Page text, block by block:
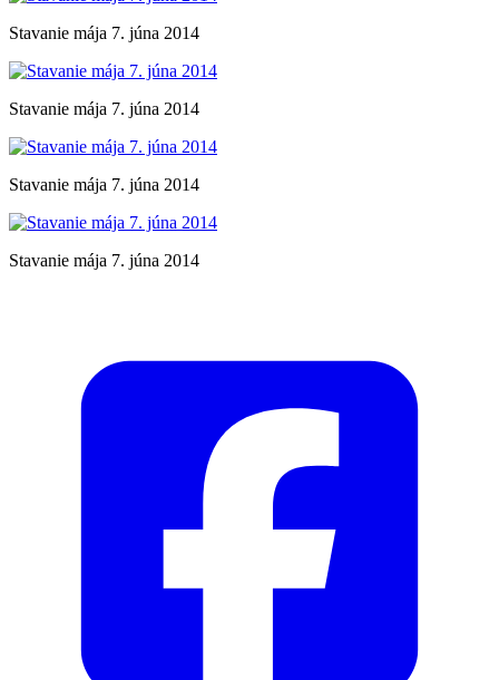
Stavanie mája 7. júna 2014
Stavanie mája 7. júna 2014
Stavanie mája 7. júna 2014
Stavanie mája 7. júna 2014